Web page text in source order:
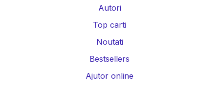
Autori
Top carti
Noutati
Bestsellers
Ajutor online